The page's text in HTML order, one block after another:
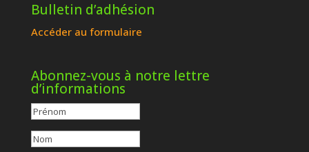
Bulletin d’adhésion
Accéder au formulaire
Abonnez-vous à notre lettre
d’informations